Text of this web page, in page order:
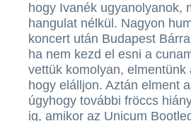
hogy Ivanék ugyanolyanok,
hangulat nélkül. Nagyon
koncert után Budapest
ha nem kezd el esni a
vettük komolyan,
hogy elálljon. Aztán elment
úgyhogy további fröccs
ig, amikor az Unicum